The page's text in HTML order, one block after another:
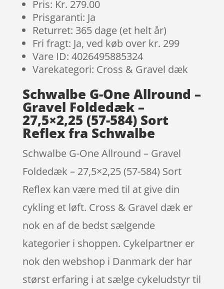
Pris: Kr. 279.00
Prisgaranti: Ja
Returret: 365 dage (et helt år)
Fri fragt: Ja, ved køb over kr. 299
Vare ID: 4026495885324
Varekategori: Cross & Gravel dæk
Schwalbe G-One Allround –
Gravel Foldedæk –
27,5×2,25 (57-584) Sort
Reflex fra Schwalbe
Schwalbe G-One Allround – Gravel
Foldedæk – 27,5×2,25 (57-584) Sort
Reflex kan være med til at give din
cykling et løft. Cross & Gravel dæk er
nok en af de bedst sælgende
kategorier i shoppen. Cykelpartner er
nok den webshop i Danmark der har
størst erfaring i at sælge cykeludstyr til